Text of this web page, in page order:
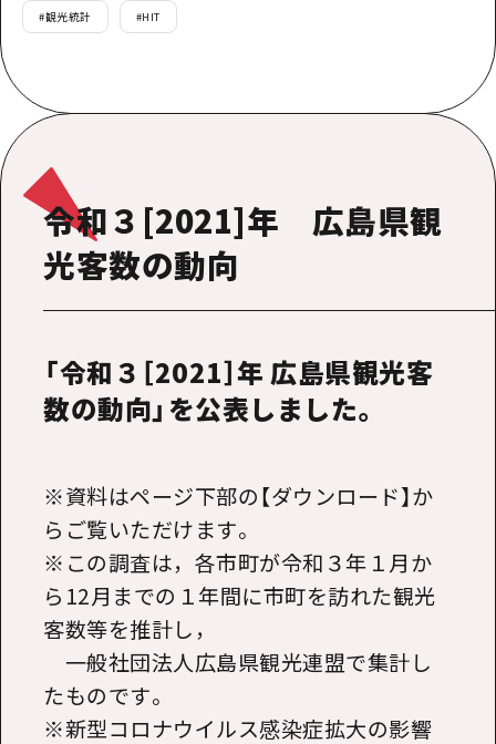
お問い合わせ
#観光統計 #HIT
令和３[2021]年 広島県観
光客数の動向
「令和３［2021］年 広島県観光客
数の動向」を公表しました。
※資料はページ下部の【ダウンロード】か
らご覧いただけます。
※この調査は，各市町が令和３年１月か
ら12月までの１年間に市町を訪れた観光
客数等を推計し，
一般社団法人広島県観光連盟で集計し
たものです。
※新型コロナウイルス感染症拡大の影響